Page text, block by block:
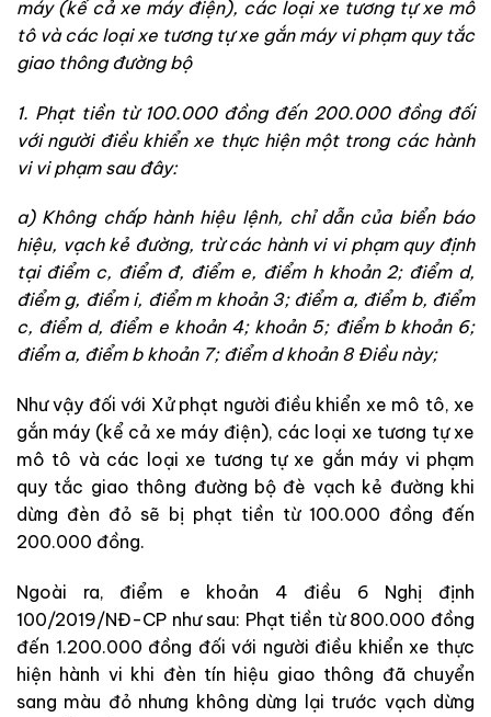
máy (kể cả xe máy điện), các loại xe tương tự xe mô
tô và các loại xe tương tự xe gắn máy vi phạm quy tắc
giao thông đường bộ
1. Phạt tiền từ 100.000 đồng đến 200.000 đồng đối
với người điều khiển xe thực hiện một trong các hành
vi vi phạm sau đây:
a) Không chấp hành hiệu lệnh, chỉ dẫn của biển báo
hiệu, vạch kẻ đường, trừ các hành vi vi phạm quy định
tại điểm c, điểm đ, điểm e, điểm h khoản 2; điểm d,
điểm g, điểm i, điểm m khoản 3; điểm a, điểm b, điểm
c, điểm d, điểm e khoản 4; khoản 5; điểm b khoản 6;
điểm a, điểm b khoản 7; điểm d khoản 8 Điều này;
Như vậy đối với Xử phạt người điều khiển xe mô tô, xe
gắn máy (kể cả xe máy điện), các loại xe tương tự xe
mô tô và các loại xe tương tự xe gắn máy vi phạm
quy tắc giao thông đường bộ đè vạch kẻ đường khi
dừng đèn đỏ sẽ bị phạt tiền từ 100.000 đồng đến
200.000 đồng.
Ngoài ra, điểm e khoản 4 điều 6 Nghị định
100/2019/NĐ-CP như sau: Phạt tiền từ 800.000 đồng
đến 1.200.000 đồng đối với người điều khiển xe thực
hiện hành vi khi đèn tín hiệu giao thông đã chuyển
sang màu đỏ nhưng không dừng lại trước vạch dừng